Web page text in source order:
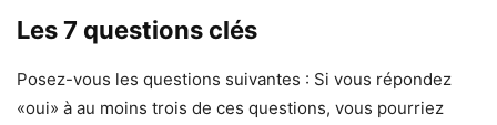
Les 7 questions clés
Posez-vous les questions suivantes : Si vous répondez
«oui» à au moins trois de ces questions, vous pourriez